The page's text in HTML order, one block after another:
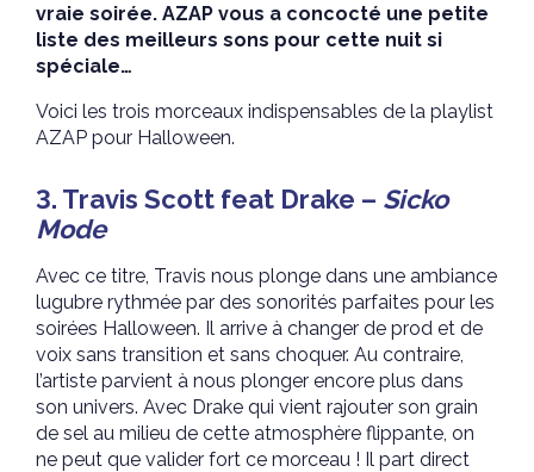
vraie soirée. AZAP vous a concocté une petite
liste des meilleurs sons pour cette nuit si
spéciale…
Voici les trois morceaux indispensables de la playlist
AZAP pour Halloween.
3. Travis Scott feat Drake – Sicko
Mode
Avec ce titre, Travis nous plonge dans une ambiance
lugubre rythmée par des sonorités parfaites pour les
soirées Halloween. Il arrive à changer de prod et de
voix sans transition et sans choquer. Au contraire,
l’artiste parvient à nous plonger encore plus dans
son univers. Avec Drake qui vient rajouter son grain
de sel au milieu de cette atmosphère flippante, on
ne peut que valider fort ce morceau ! Il part direct